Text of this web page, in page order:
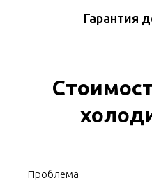
Гарантия
Проблема